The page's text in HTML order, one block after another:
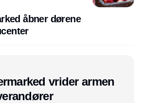
åbner dørene
vrider armen